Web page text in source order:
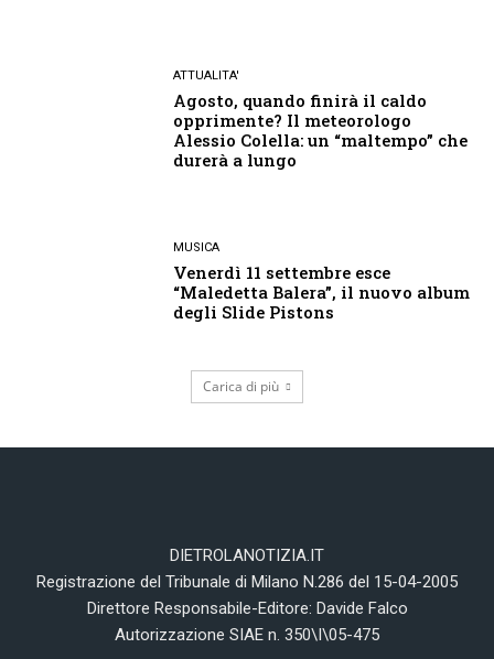
ATTUALITA'
Agosto, quando finirà il caldo
opprimente? Il meteorologo
Alessio Colella: un “maltempo” che
durerà a lungo
MUSICA
Venerdì 11 settembre esce
“Maledetta Balera”, il nuovo album
degli Slide Pistons
Carica di più
DIETROLANOTIZIA.IT
Registrazione del Tribunale di Milano N.286 del 15-04-2005
Direttore Responsabile-Editore: Davide Falco
Autorizzazione SIAE n. 350\I\05-475